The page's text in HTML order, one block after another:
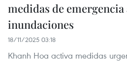
medidas de
inundaciones
18/11/2025 03:18
Khanh Hoa activa medidas